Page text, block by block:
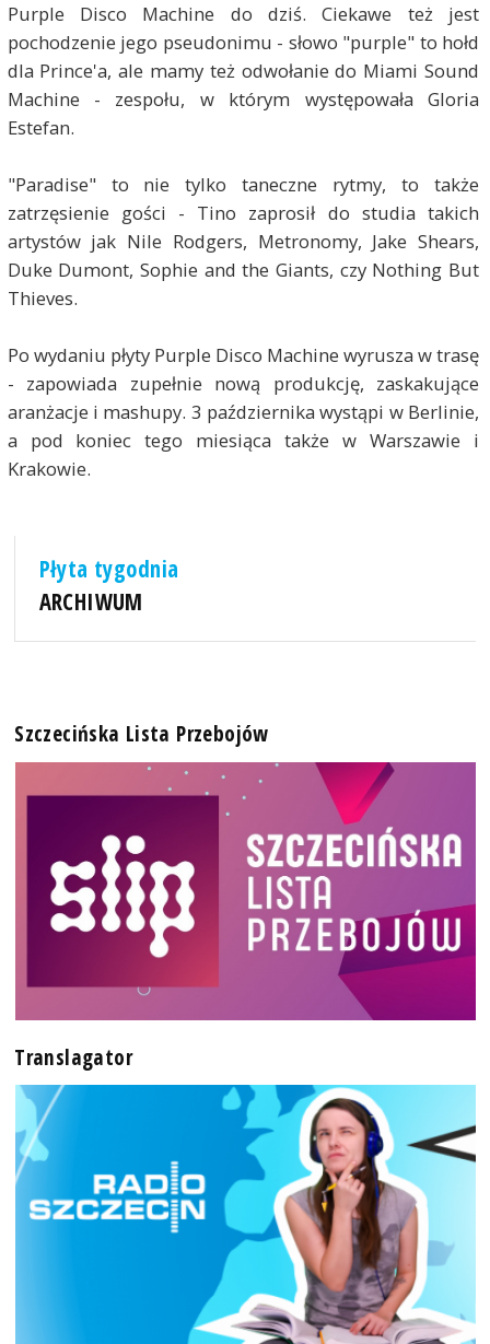
Purple Disco Machine do dziś. Ciekawe też jest
pochodzenie jego pseudonimu - słowo "purple" to hołd
dla Prince'a, ale mamy też odwołanie do Miami Sound
Machine - zespołu, w którym występowała Gloria
Estefan.
"Paradise" to nie tylko taneczne rytmy, to także
zatrzęsienie gości - Tino zaprosił do studia takich
artystów jak Nile Rodgers, Metronomy, Jake Shears,
Duke Dumont, Sophie and the Giants, czy Nothing But
Thieves.
Po wydaniu płyty Purple Disco Machine wyrusza w trasę
- zapowiada zupełnie nową produkcję, zaskakujące
aranżacje i mashupy. 3 października wystąpi w Berlinie,
a pod koniec tego miesiąca także w Warszawie i
Krakowie.
Płyta tygodnia
ARCHIWUM
Szczecińska Lista Przebojów
Translagator